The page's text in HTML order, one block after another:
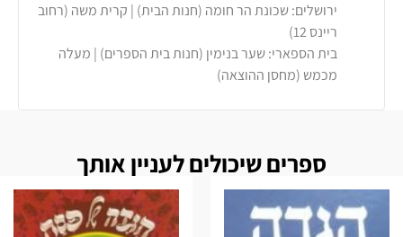
ירושלים: שכונת הר חומה (חנות הבית) | קרית משה (רחוב
ריינס 12)
בית הספארי: שער בנימין (חנות בית הספרים) | מעלה
מכמש (מחסן ההוצאה)
ספרים שיכולים לעניין אותך